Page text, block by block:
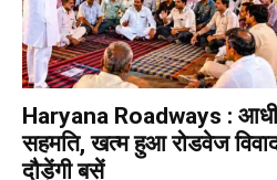
Haryana Roadways : आधी
सहमति, खत्म हुआ रोडवेज
दौड़ेंगी बसें